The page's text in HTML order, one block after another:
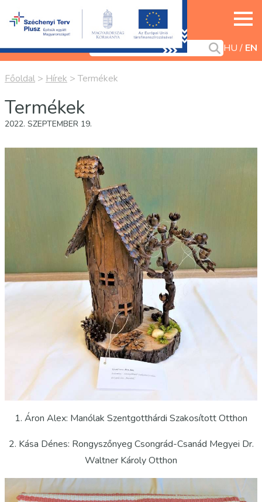
HU EN
Főoldal > Hírek >Termékek
Termékek
2022. SZEPTEMBER 19.
1. Áron Alex: Manólak Szentgotthárdi Szakosított Otthon
2. Kása Dénes: Rongyszőnyeg Csongrád-Csanád Megyei Dr.
Waltner Károly Otthon